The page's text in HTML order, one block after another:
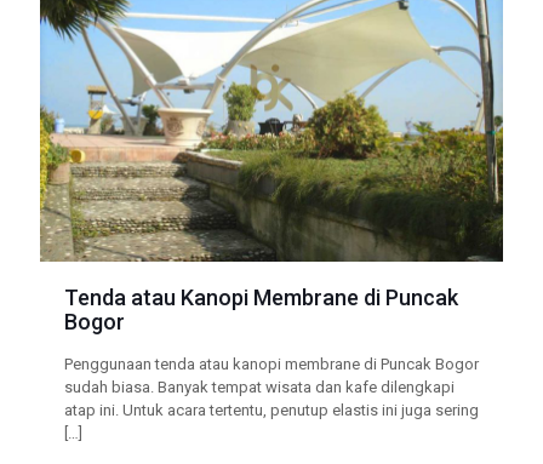
Tenda atau Kanopi Membrane di Puncak
Bogor
Penggunaan tenda atau kanopi membrane di Puncak Bogor
sudah biasa. Banyak tempat wisata dan kafe dilengkapi
atap ini. Untuk acara tertentu, penutup elastis ini juga sering
[…]